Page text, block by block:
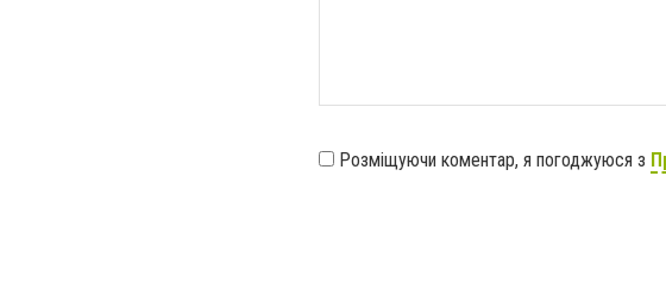
Розміщуючи коментар, я погоджуюся з